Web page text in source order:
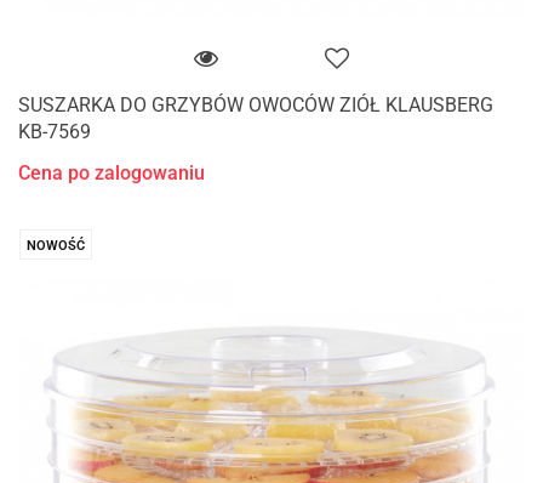
SUSZARKA DO GRZYBÓW OWOCÓW ZIÓŁ KLAUSBERG
KB-7569
Cena po zalogowaniu
NOWOŚĆ